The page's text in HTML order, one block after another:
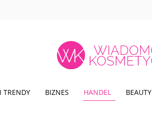
TRENDY BIZNES HANDEL BEAUTY